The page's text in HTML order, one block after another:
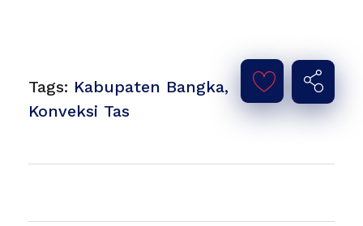
Tags: Kabupaten Bangka,
Konveksi Tas